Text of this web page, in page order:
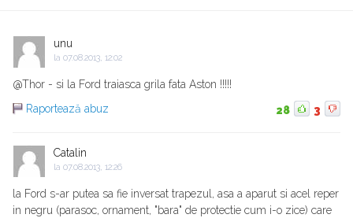
unu
la 07.08.2013, 12:02
@Thor - si la Ford traiasca grila fata Aston !!!!!
Raportează abuz
28 3
Catalin
la 07.08.2013, 12:26
la Ford s-ar putea sa fie inversat trapezul, asa a aparut si acel reper
in negru (parasoc, ornament, "bara" de protectie cum i-o zice) care